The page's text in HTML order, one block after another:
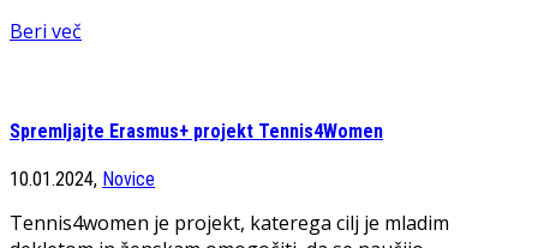
Beri več
Spremljajte Erasmus+ projekt Tennis4Women
10.01.2024, Novice
Tennis4women je projekt, katerega cilj je mladim